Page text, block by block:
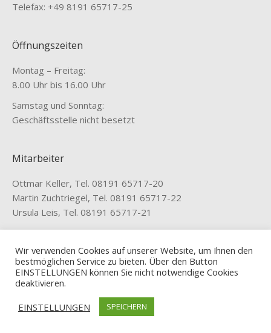
Telefax: +49 8191 65717-25
Öffnungszeiten
Montag – Freitag:
8.00 Uhr bis 16.00 Uhr
Samstag und Sonntag:
Geschäftsstelle nicht besetzt
Mitarbeiter
Ottmar Keller, Tel. 08191 65717-20
Martin Zuchtriegel, Tel. 08191 65717-22
Ursula Leis, Tel. 08191 65717-21
Design: Stefan Merkl
Wir verwenden Cookies auf unserer Website, um Ihnen den
bestmöglichen Service zu bieten. Über den Button
EINSTELLUNGEN können Sie nicht notwendige Cookies
deaktivieren.
EINSTELLUNGEN
SPEICHERN